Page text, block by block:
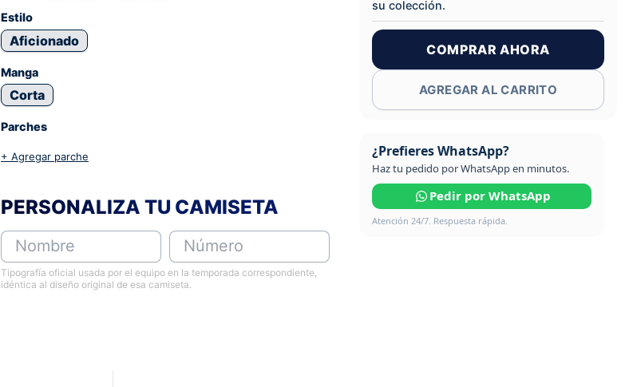
Estilo
Aficionado
Manga
Corta
Parches
+ Agregar parche
PERSONALIZA TU CAMISETA
Nombre Número
Tipografía oficial usada por el equipo en la temporada correspondiente,
idéntica al diseño original de esa camiseta.
su colección.
COMPRAR AHORA
AGREGAR AL CARRITO
¿Prefieres WhatsApp?
Haz tu pedido por WhatsApp en minutos.
Pedir por WhatsApp
Atención 24/7. Respuesta rápida.